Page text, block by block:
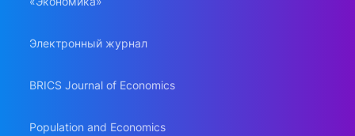
Электронный журнал
BRICS Journal of Economics
Population and Economics